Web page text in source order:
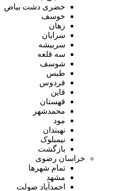
خضری دشت بیاض
خوسف
زهان
سرایان
سربیشه
سه قلعه
شوسف
طبس
فردوس
قاین
قهستان
محمدشهر
مود
نهبندان
نیمبلوک
بازگشت
خراسان رضوی
تمام شهر‌ها
مشهد
احمدآباد صولت